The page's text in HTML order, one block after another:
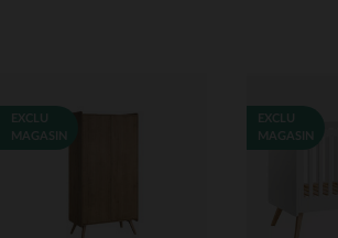
EXCLU
MAGASIN
EXCLU
MAGASIN